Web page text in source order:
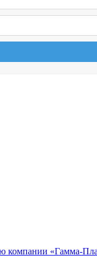
компании «Гамма-